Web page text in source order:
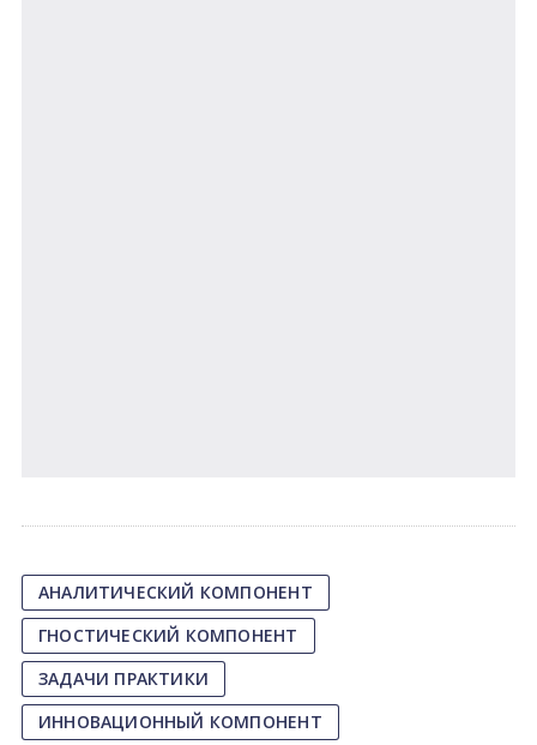
АНАЛИТИЧЕСКИЙ КОМПОНЕНТ
ГНОСТИЧЕСКИЙ КОМПОНЕНТ
ЗАДАЧИ ПРАКТИКИ
ИННОВАЦИОННЫЙ КОМПОНЕНТ